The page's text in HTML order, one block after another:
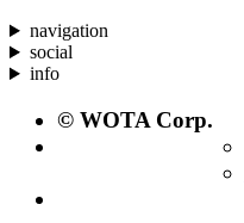
navigation
social
info
© WOTA Corp.